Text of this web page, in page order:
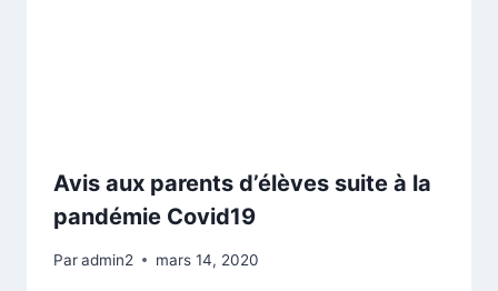
Avis aux parents d’élèves suite à la
pandémie Covid19
Paradmin2 mars 14, 2020